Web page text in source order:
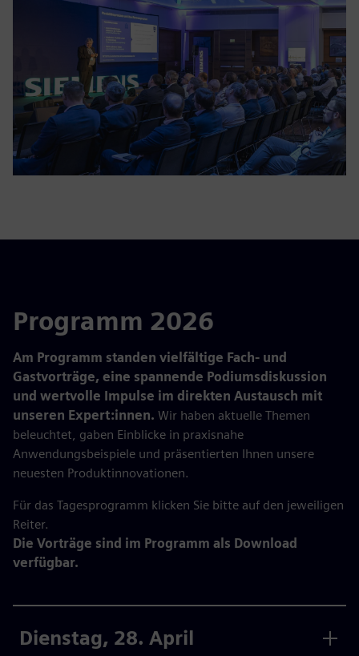
Programm 2026
Am Programm standen vielfältige Fach- und
Gastvorträge, eine spannende Podiumsdiskussion
und wertvolle Impulse im direkten Austausch mit
unseren Expert:innen. Wir haben aktuelle Themen
beleuchtet, gaben Einblicke in praxisnahe
Anwendungsbeispiele und präsentierten Ihnen unsere
neuesten Produktinnovationen.
Für das Tagesprogramm klicken Sie bitte auf den jeweiligen
Reiter.
Die Vorträge sind im Programm als Download
verfügbar.
Dienstag, 28. April